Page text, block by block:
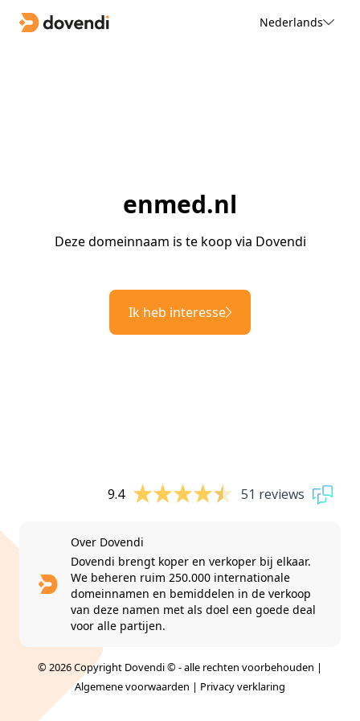
Nederlands
enmed.nl
Deze domeinnaam is te koop via Dovendi
Ik heb interesse
9.4 51 reviews
Over Dovendi
Dovendi brengt koper en verkoper bij elkaar.
We beheren ruim 250.000 internationale
domeinnamen en bemiddelen in de verkoop
van deze namen met als doel een goede deal
voor alle partijen.
© 2026 Copyright Dovendi © - alle rechten voorbehouden |
Algemene voorwaarden | Privacy verklaring